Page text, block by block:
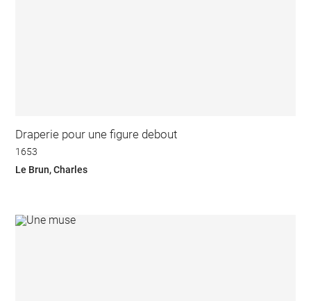
Draperie pour une figure debout
1653
Le Brun, Charles